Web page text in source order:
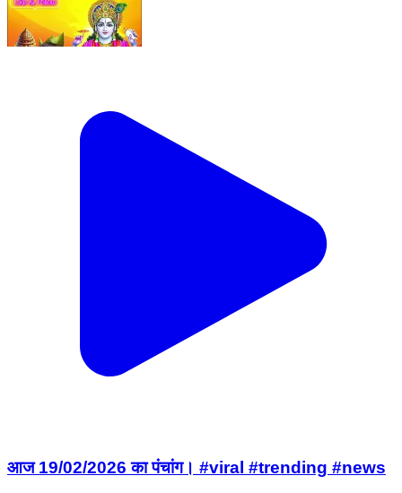
आज 19/02/2026 का पंचांग। #viral #trending #news